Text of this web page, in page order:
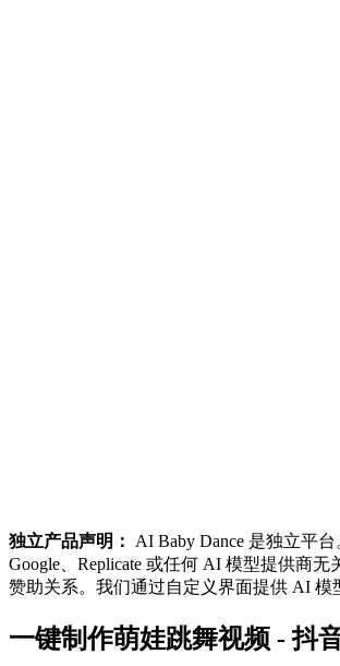
独立产品声明：
AI Baby Dance 是独立平台
Google、Replicate 或任何 AI 模型提供商无
赞助关系。我们通过自定义界面提供 AI 模
一键制作萌娃跳舞视频 - 抖